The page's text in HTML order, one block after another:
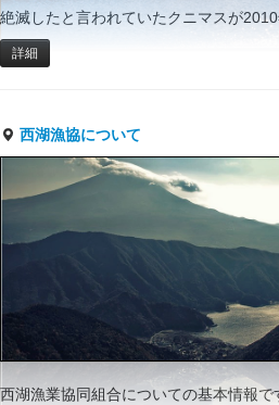
絶滅したと言われていたクニマスが
詳細
西湖漁協について
西湖漁業協同組合についての基本情報